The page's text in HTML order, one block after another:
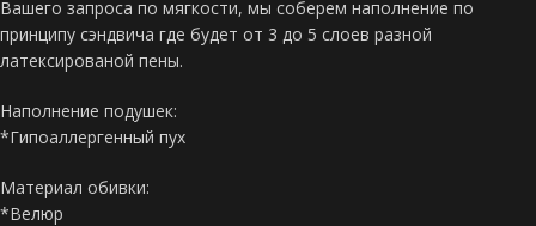
Вашего запроса по мягкости, мы соберем наполнение по
принципу сэндвича где будет от 3 до 5 слоев разной
латексированой пены.
Наполнение подушек:
*Гипоаллергенный пух
Материал обивки:
*Велюр